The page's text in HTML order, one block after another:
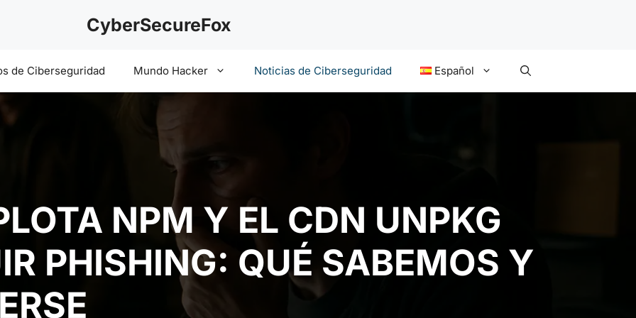
CyberSecureFox
de Ciberseguridad Mundo Hacker Noticias de Ciberseguridad Español
NPM Y EL CDN UNPKG
PHISHING: QUÉ SABEMOS Y